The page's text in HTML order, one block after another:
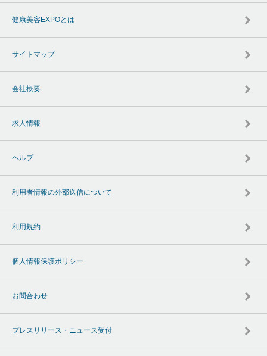
健康美容EXPOとは
サイトマップ
会社概要
求人情報
ヘルプ
利用者情報の外部送信について
利用規約
個人情報保護ポリシー
お問合わせ
プレスリリース・ニュース受付